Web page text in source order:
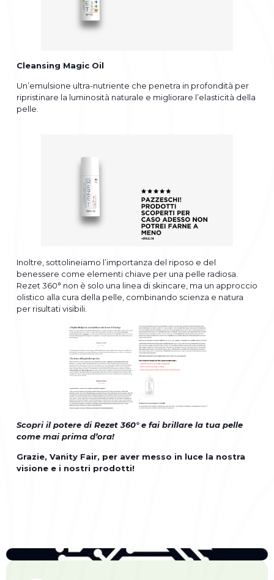
Cleansing Magic Oil
Un’emulsione ultra-nutriente che penetra in profondità per
ripristinare la luminosità naturale e migliorare l’elasticità della
pelle.
Inoltre, sottolineiamo l’importanza del riposo e del
benessere come elementi chiave per una pelle radiosa.
Rezet 360° non è solo una linea di skincare, ma un approccio
olistico alla cura della pelle, combinando scienza e natura
per risultati visibili.
Scopri il potere di Rezet 360° e fai brillare la tua pelle
come mai prima d’ora!
Grazie, Vanity Fair, per aver messo in luce la nostra
visione e i nostri prodotti!